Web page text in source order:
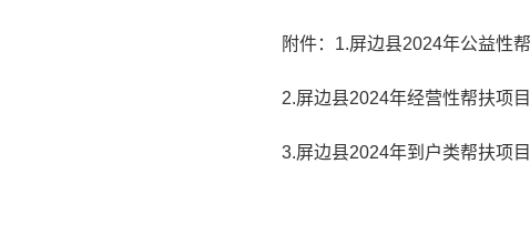
附件：1.屏边县2024年公益性
2.屏边县2024年经营性帮扶项
3.屏边县2024年到户类帮扶项